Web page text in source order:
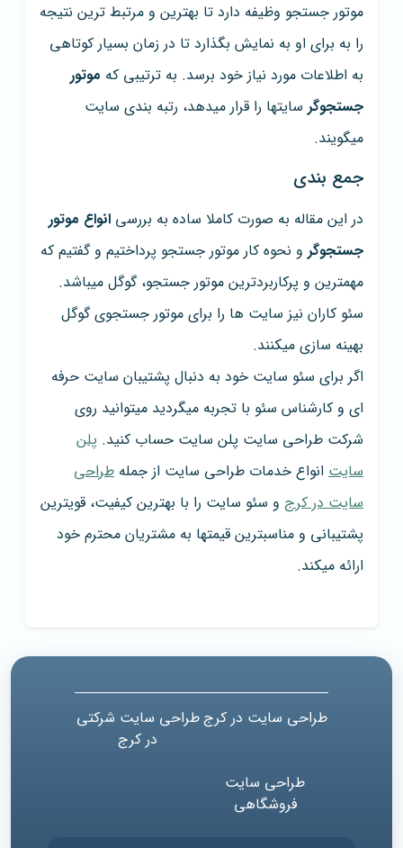
موتور جستجو وظیفه دارد تا بهترین و مرتبط ترین نتیجه
را به برای او به نمایش بگذارد تا در زمان بسیار کوتاهی
به اطلاعات مورد نیاز خود برسد. به ترتیبی که موتور
جستجوگر سایتها را قرار میدهد، رتبه بندی سایت
میگویند.
جمع بندی
در این مقاله به صورت کاملا ساده به بررسی انواع موتور
جستجوگر و نحوه کار موتور جستجو پرداختیم و گفتیم که
مهمترین و پرکاربردترین موتور جستجو، گوگل میباشد.
سئو کاران نیز سایت ها را برای موتور جستجوی گوگل
بهینه سازی میکنند.
اگر برای سئو سایت خود به دنبال پشتیبان سایت حرفه
ای و کارشناس سئو با تجربه میگردید میتوانید روی
شرکت طراحی سایت پلن سایت حساب کنید. پلن
سایت انواع خدمات طراحی سایت از جمله طراحی
سایت در کرج و سئو سایت را با بهترین کیفیت، قویترین
پشتیبانی و مناسبترین قیمتها به مشتریان محترم خود
ارائه میکند.
طراحی سایت در کرجطراحی سایت شرکتی
در کرج
طراحی سایت
فروشگاهی